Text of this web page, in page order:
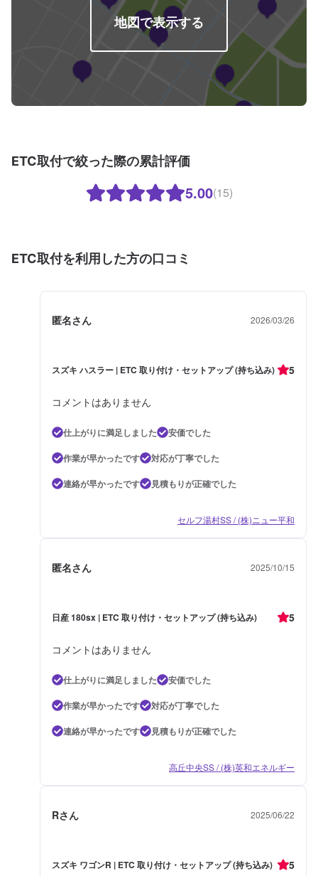
地図で表示する
ETC取付で絞った際の累計評価
5.00(15)
ETC取付を利用した方の口コミ
匿名さん 2026/03/26
スズキ ハスラー | ETC 取り付け・セットアップ (持ち込み) 5
コメントはありません
仕上がりに満足しました
安価でした
作業が早かったです
対応が丁寧でした
連絡が早かったです
見積もりが正確でした
セルフ湯村SS / (株)ニュー平和
匿名さん 2025/10/15
日産 180sx | ETC 取り付け・セットアップ (持ち込み) 5
コメントはありません
仕上がりに満足しました
安価でした
作業が早かったです
対応が丁寧でした
連絡が早かったです
見積もりが正確でした
高丘中央SS / (株)英和エネルギー
Rさん 2025/06/22
スズキ ワゴンR | ETC 取り付け・セットアップ (持ち込み) 5